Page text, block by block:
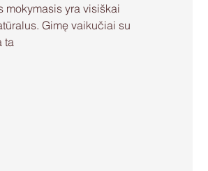
mokymasis yra visiškai
Gimę vaikučiai su
ta